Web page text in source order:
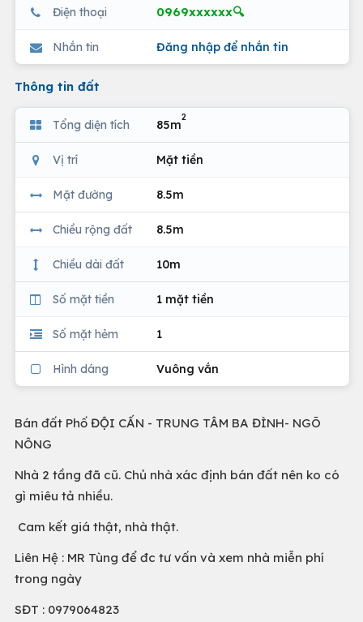
Điện thoại 0969xxxxxx🔍
Nhắn tin Đăng nhập để nhắn tin
Thông tin đất
Tổng diện tích 85m
2
Vị trí Mặt tiền
Mặt đường 8.5m
Chiều rộng đất 8.5m
Chiều dài đất 10m
Số mặt tiền 1 mặt tiền
Số mặt hẻm 1
Hình dáng Vuông vắn
Bán đất Phố ĐỘI CẤN - TRUNG TÂM BA ĐÌNH- NGÕ
NÔNG
Nhà 2 tầng đã cũ. Chủ nhà xác định bán đất nên ko có
gì miêu tả nhiều.
Cam kết giá thật, nhà thật.
Liên Hệ : MR Tùng để đc tư vấn và xem nhà miễn phí
trong ngày
SĐT : 0979064823